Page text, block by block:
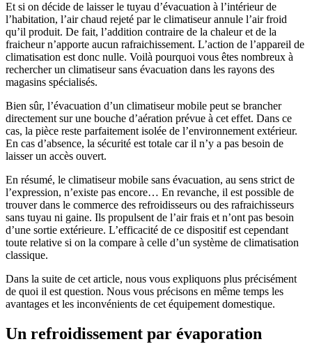
Et si on décide de laisser le tuyau d’évacuation à l’intérieur de
l’habitation, l’air chaud rejeté par le climatiseur annule l’air froid
qu’il produit. De fait, l’addition contraire de la chaleur et de la
fraicheur n’apporte aucun rafraichissement. L’action de l’appareil de
climatisation est donc nulle. Voilà pourquoi vous êtes nombreux à
rechercher un climatiseur sans évacuation dans les rayons des
magasins spécialisés.
Bien sûr, l’évacuation d’un climatiseur mobile peut se brancher
directement sur une bouche d’aération prévue à cet effet. Dans ce
cas, la pièce reste parfaitement isolée de l’environnement extérieur.
En cas d’absence, la sécurité est totale car il n’y a pas besoin de
laisser un accès ouvert.
En résumé, le climatiseur mobile sans évacuation, au sens strict de
l’expression, n’existe pas encore… En revanche, il est possible de
trouver dans le commerce des refroidisseurs ou des rafraichisseurs
sans tuyau ni gaine. Ils propulsent de l’air frais et n’ont pas besoin
d’une sortie extérieure. L’efficacité de ce dispositif est cependant
toute relative si on la compare à celle d’un système de climatisation
classique.
Dans la suite de cet article, nous vous expliquons plus précisément
de quoi il est question. Nous vous précisons en même temps les
avantages et les inconvénients de cet équipement domestique.
Un refroidissement par évaporation